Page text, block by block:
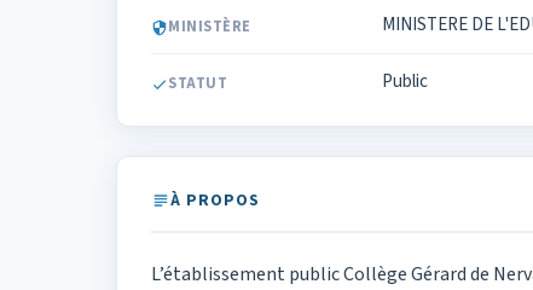
MINISTÈRE MINISTERE DE
STATUT Public
À PROPOS
L’établissement public Collège Gérard de